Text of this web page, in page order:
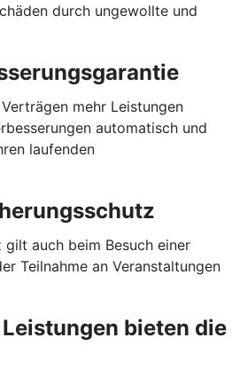
durch ungewollte und
mehr Leistungen
automatisch und
laufenden
gilt auch beim Besuch einer
Teilnahme an Veranstaltungen
bieten die